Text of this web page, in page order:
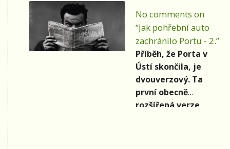
No comments on
“Jak pohřební auto
zachránilo Portu - 2.”
Příběh, že Porta v
Ústí skončila, je
dvouverzový. Ta
první obecně
rozšířená verze